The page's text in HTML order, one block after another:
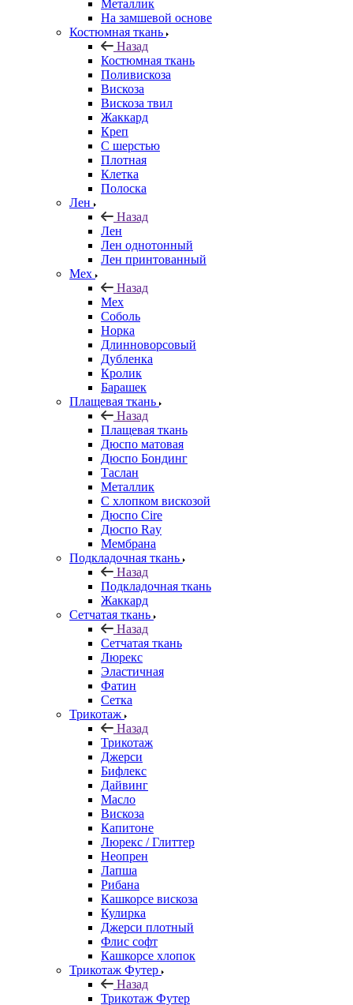
Металлик
На замшевой основе
Костюмная ткань
Назад
Костюмная ткань
Поливискоза
Вискоза
Вискоза твил
Жаккард
Креп
С шерстью
Плотная
Клетка
Полоска
Лен
Назад
Лен
Лен однотонный
Лен принтованный
Мех
Назад
Мех
Соболь
Норка
Длинноворсовый
Дубленка
Кролик
Барашек
Плащевая ткань
Назад
Плащевая ткань
Дюспо матовая
Дюспо Бондинг
Таслан
Металлик
С хлопком вискозой
Дюспо Cire
Дюспо Ray
Мембрана
Подкладочная ткань
Назад
Подкладочная ткань
Жаккард
Сетчатая ткань
Назад
Сетчатая ткань
Люрекс
Эластичная
Фатин
Сетка
Трикотаж
Назад
Трикотаж
Джерси
Бифлекс
Дайвинг
Масло
Вискоза
Капитоне
Люрекс / Глиттер
Неопрен
Лапша
Рибана
Кашкорсе вискоза
Кулирка
Джерси плотный
Флис софт
Кашкорсе хлопок
Трикотаж Футер
Назад
Трикотаж Футер